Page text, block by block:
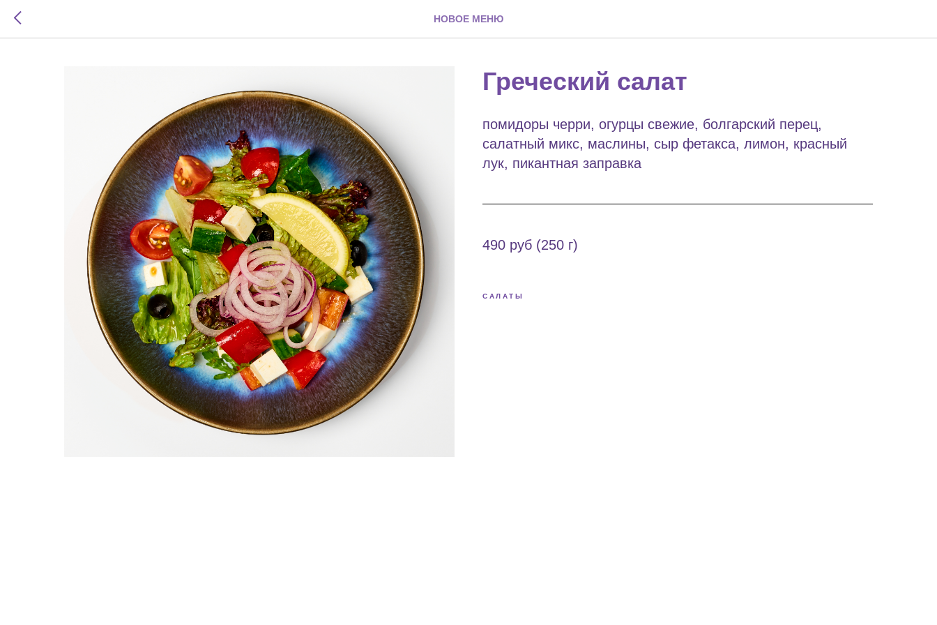
НОВОЕ МЕНЮ
Греческий салат
помидоры черри, огурцы свежие, болгарский перец,
салатный микс, маслины, сыр фетакса, лимон, красный
лук, пикантная заправка
490 руб (250 г)
САЛАТЫ